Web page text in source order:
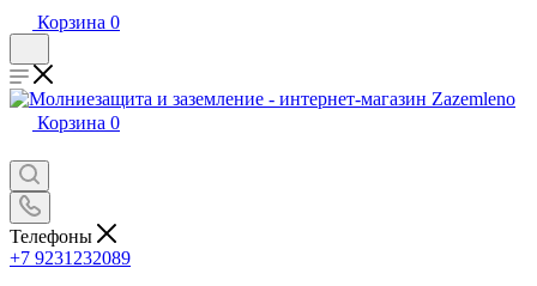
Корзина 0
Корзина 0
Телефоны
+7 9231232089